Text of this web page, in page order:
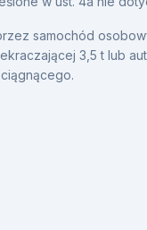
samochód
3,5 t lub